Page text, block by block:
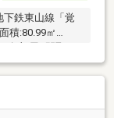
鉄東山線「覚
積:80.99㎡
室収納有り■LD
ーザー・食器